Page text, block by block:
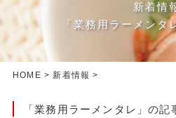
新着情
「業務用ラーメンタ
HOME >新着情報 >
「業務用ラーメンタレ」の記